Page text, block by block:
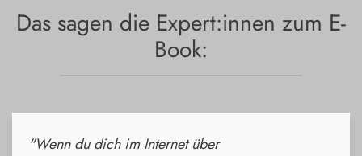
Das sagen die Expert:innen zum E-
Book:
"Wenn du dich im Internet über